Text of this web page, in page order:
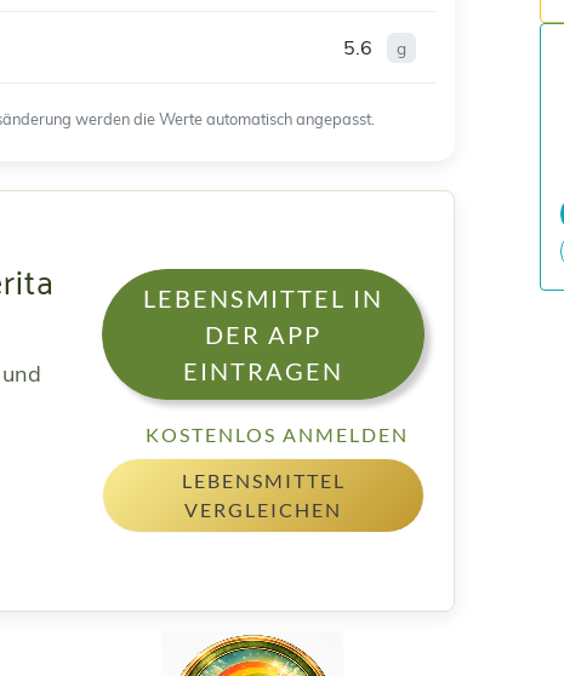
5.6 g
werden die Werte automatisch angepasst.
LEBENSMITTEL IN
DER APP
EINTRAGEN
KOSTENLOS ANMELDEN
LEBENSMITTEL
VERGLEICHEN